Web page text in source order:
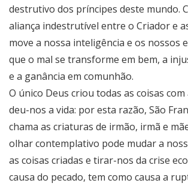
destrutivo dos príncipes deste mundo.
aliança indestrutível entre o Criador e
move a nossa inteligência e os nossos
que o mal se transforme em bem, a
e a ganância em comunhão.
O único Deus criou todas as coisas
deu-nos a vida: por esta razão, São
chama as criaturas de irmão, irmã e
olhar contemplativo pode mudar a
as coisas criadas e tirar-nos da crise
causa do pecado, tem como causa a